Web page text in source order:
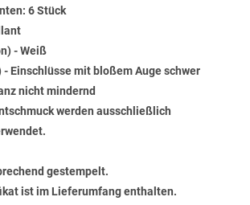
6 Stück
- Weiß
- Einschlüsse mit bloßem Auge schwer
nicht mindernd
werden ausschließlich
gestempelt.
ist im Lieferumfang enthalten.